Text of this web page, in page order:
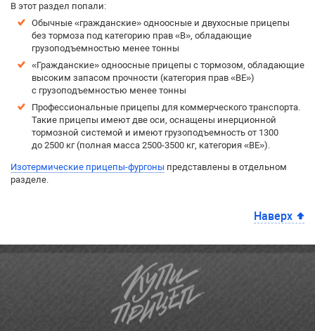
В этот раздел попали:
Обычные «гражданские» одноосные и двухосные прицепы
без тормоза под категорию прав «B», обладающие
грузоподъемностью менее тонны
«Гражданские» одноосные прицепы с тормозом, обладающие
высоким запасом прочности (категория прав «BE»)
с грузоподъемностью менее тонны
Профессиональные прицепы для коммерческого транспорта.
Такие прицепы имеют две оси, оснащены инерционной
тормозной системой и имеют грузоподъемность от 1300
до 2500 кг (полная масса 2500-3500 кг, категория «BE»).
Изотермические прицепы-фургоны представлены в отдельном
разделе.
Наверх